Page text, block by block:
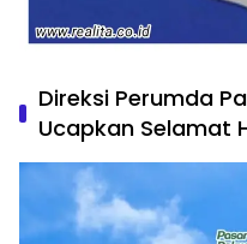
Direksi Perumda
Ucapkan Selamat